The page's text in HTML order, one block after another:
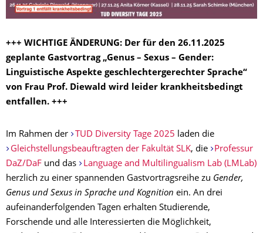
+++ WICHTIGE ÄNDERUNG: Der für den 26.11.2025
geplante Gastvortrag „Genus – Sexus – Gender:
Linguistische Aspekte geschlechtergerechter Sprache“
von Frau Prof. Diewald wird leider krankheitsbedingt
entfallen. +++
Im Rahmen der TUD Diversity Tage 2025 laden die
Gleichstellungsbeauftragten der Fakultät SLK, die
Professur
DaZ/DaF und das
Language and Multilingualism Lab (LMLab)
herzlich zu einer spannenden Gastvortragsreihe zu Gender,
Genus und Sexus in Sprache und Kognition ein. An drei
aufeinanderfolgenden Tagen erhalten Studierende,
Forschende und alle Interessierten die Möglichkeit,